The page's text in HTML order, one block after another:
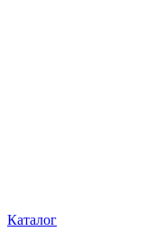
Каталог